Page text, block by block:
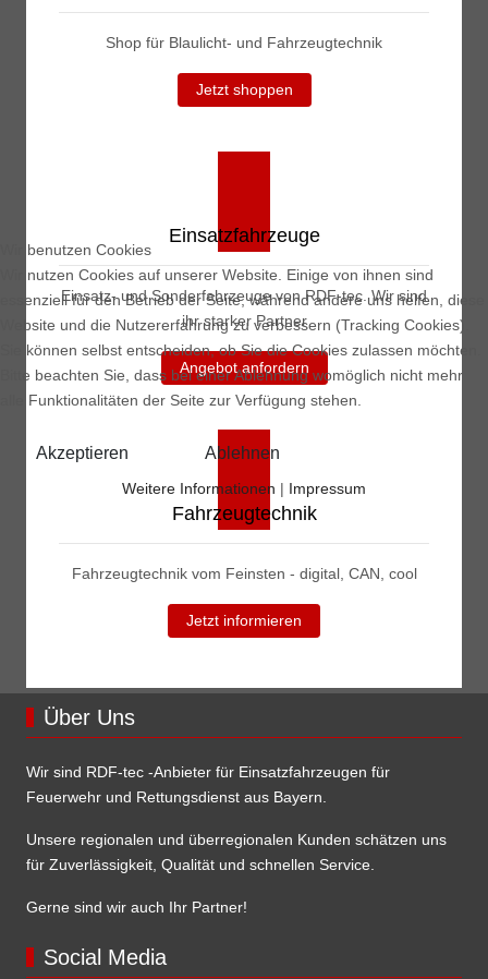
Shop für Blaulicht- und Fahrzeugtechnik
Jetzt shoppen
Einsatzfahrzeuge
Einsatz- und Sonderfahrzeuge von RDF-tec. Wir sind
ihr starker Partner
Angebot anfordern
Fahrzeugtechnik
Fahrzeugtechnik vom Feinsten - digital, CAN, cool
Jetzt informieren
Über Uns
Wir sind RDF-tec -Anbieter für Einsatzfahrzeugen für
Feuerwehr und Rettungsdienst aus Bayern.
Unsere regionalen und überregionalen Kunden schätzen uns
für Zuverlässigkeit, Qualität und schnellen Service.
Gerne sind wir auch Ihr Partner!
Social Media
Wir benutzen Cookies
Wir nutzen Cookies auf unserer Website. Einige von ihnen sind
essenziell für den Betrieb der Seite, während andere uns helfen, diese
Website und die Nutzererfahrung zu verbessern (Tracking Cookies).
Sie können selbst entscheiden, ob Sie die Cookies zulassen möchten.
Bitte beachten Sie, dass bei einer Ablehnung womöglich nicht mehr
alle Funktionalitäten der Seite zur Verfügung stehen.
Akzeptieren Ablehnen
Weitere Informationen | Impressum